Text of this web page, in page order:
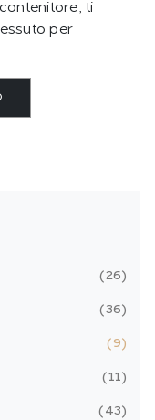
ti
per
26
36
9
11
43